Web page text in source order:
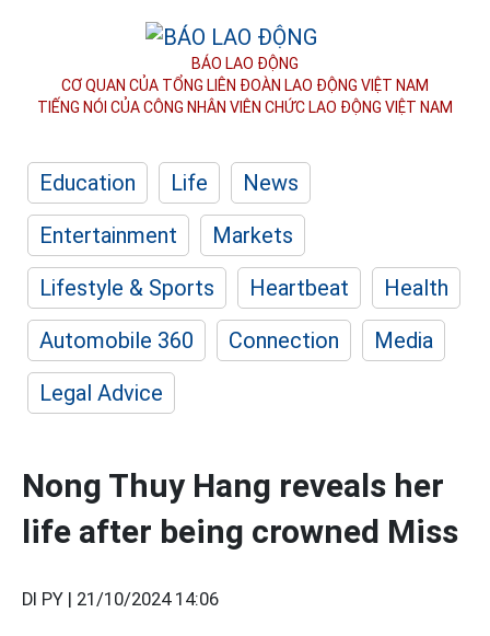
BÁO LAO ĐỘNG
CƠ QUAN CỦA TỔNG LIÊN ĐOÀN LAO ĐỘNG VIỆT NAM
TIẾNG NÓI CỦA CÔNG NHÂN VIÊN CHỨC LAO ĐỘNG VIỆT NAM
Education Life
News
Entertainment
Markets
Lifestyle & Sports
Heartbeat
Health
Automobile 360
Connection
Media
Legal Advice
Nong Thuy Hang reveals her
life after being crowned Miss
DI PY | 21/10/2024 14:06